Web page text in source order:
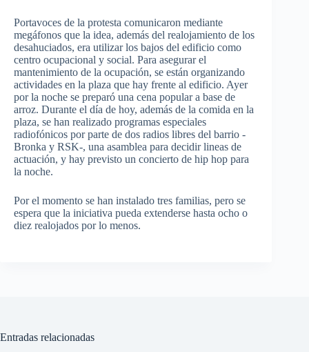
Portavoces de la protesta comunicaron mediante
megáfonos que la idea, además del realojamiento de los
desahuciados, era utilizar los bajos del edificio como
centro ocupacional y social. Para asegurar el
mantenimiento de la ocupación, se están organizando
actividades en la plaza que hay frente al edificio. Ayer
por la noche se preparó una cena popular a base de
arroz. Durante el día de hoy, además de la comida en la
plaza, se han realizado programas especiales
radiofónicos por parte de dos radios libres del barrio -
Bronka y RSK-, una asamblea para decidirlineas de
actuación, y hay previsto un concierto de hip hop para
la noche.
Por el momento se han instalado tres familias, pero se
espera que la iniciativa pueda extenderse hasta ocho o
diez realojados por lo menos.
Entradas relacionadas